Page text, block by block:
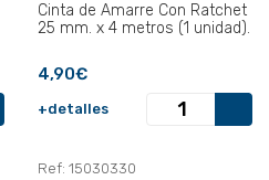
Cinta de Amarre Con Ratchet
25 mm. x 4 metros (1 unidad).
4,90€
+detalles
Ref: 15030330